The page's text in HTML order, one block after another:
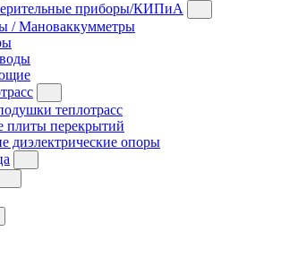
приборы/КИПиА
/ Мановаккумметры
теплотрасс
плиты перекрытий
диэлектрические опоры